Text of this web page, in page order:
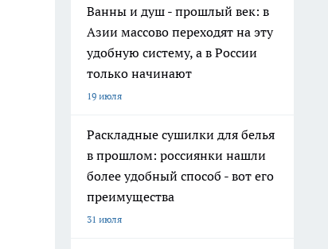
Ванны и душ - прошлый век: в
Азии массово переходят на эту
удобную систему, а в России
только начинают
19 июля
Раскладные сушилки для белья
в прошлом: россиянки нашли
более удобный способ - вот его
преимущества
31 июля